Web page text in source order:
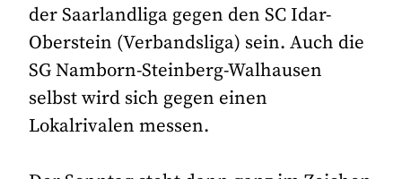
der Saarlandliga gegen den SC Idar-
Oberstein (Verbandsliga) sein. Auch die
SG Namborn-Steinberg-Walhausen
selbst wird sich gegen einen
Lokalrivalen messen.